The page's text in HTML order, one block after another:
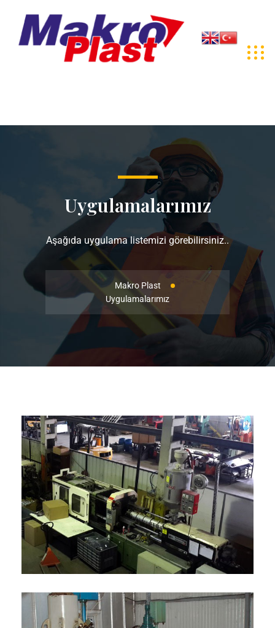
Uygulamalarımız
Aşağıda uygulama listemizi görebilirsiniz..
Makro Plast
Uygulamalarımız